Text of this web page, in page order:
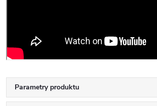
Parametry produktu